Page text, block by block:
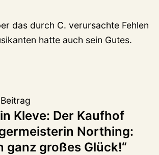
das durch C. verursachte Fehlen
hatte auch sein Gutes.
Kleve: Der Kaufhof
Northing:
ganz großes Glück!“